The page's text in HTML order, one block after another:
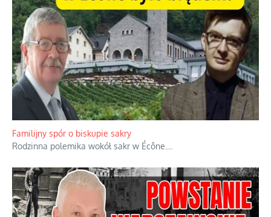
Familijny spór o biskupie sakry
Rodzinna polemika wokół sakr w Écône.